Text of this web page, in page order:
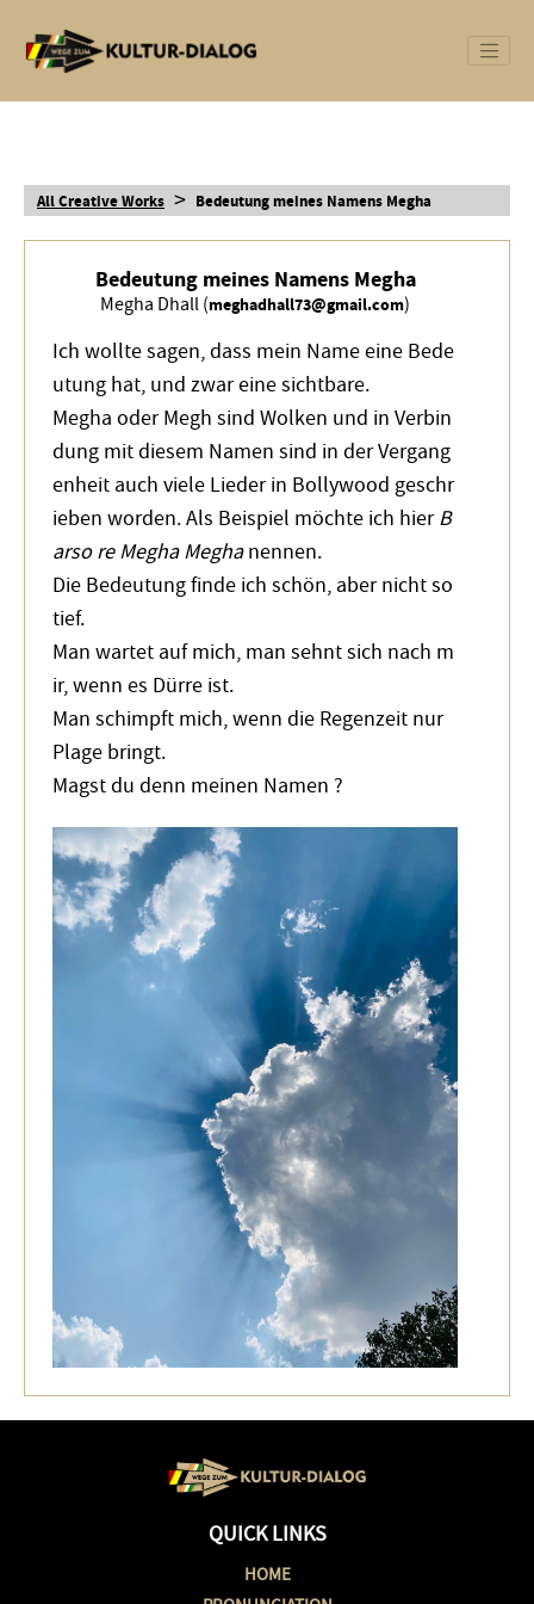
All Creative Works > Bedeutung meines Namens Megha
Bedeutung meines Namens Megha
Megha Dhall (meghadhall73@gmail.com)
Ich wollte sagen, dass mein Name eine Bede
utung hat, und zwar eine sichtbare.
Megha oder Megh sind Wolken und in Verbin
dung mit diesem Namen sind in der Vergang
enheit auch viele Lieder in Bollywood geschr
ieben worden. Als Beispiel möchte ich hierB
arso re Megha Meghanennen.
Die Bedeutung finde ich schön, aber nicht so
tief.
Man wartet auf mich, man sehnt sich nach m
ir, wenn es Dürre ist.
Man schimpft mich, wenn die Regenzeit nur
Plage bringt.
Magst du denn meinen Namen ?
QUICK LINKS
HOME